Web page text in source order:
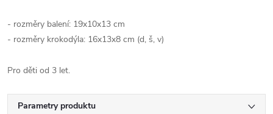
- rozměry balení: 19x10x13 cm
- rozměry krokodýla: 16x13x8 cm (d, š, v)
Pro děti od 3 let.
Parametry produktu